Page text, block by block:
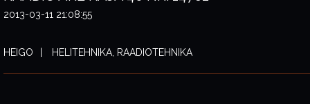
2013-03-11 21:08:55
HEIGO HELITEHNIKA, RAADIOTEHNIKA